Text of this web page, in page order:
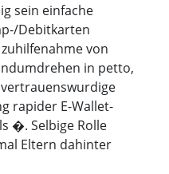
sein einfache
Debitkarten
von
in petto,
rapider E-Wallet-
�. Selbige Rolle
Eltern dahinter